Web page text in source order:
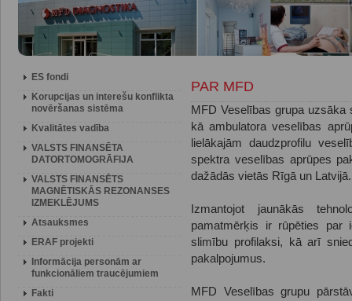
ES fondi
Korupcijas un interešu konflikta
novēršanas sistēma
Kvalitātes vadība
VALSTS FINANSĒTA
DATORTOMOGRĀFIJA
VALSTS FINANSĒTS
MAGNĒTISKĀS REZONANSES
IZMEKLĒJUMS
Atsauksmes
ERAF projekti
Informācija personām ar
funkcionāliem traucējumiem
Fakti
PAR MFD
MFD Veselības grupa
kā ambulatora veselības
lielākajām daudzprofilu
spektra veselības aprūpes
dažādās vietās Rīgā un Latvijā.
Izmantojot jaunākās
pamatmērķis ir rūpēties par
slimību profilaksi, kā arī
pakalpojumus.
MFD Veselības grupu